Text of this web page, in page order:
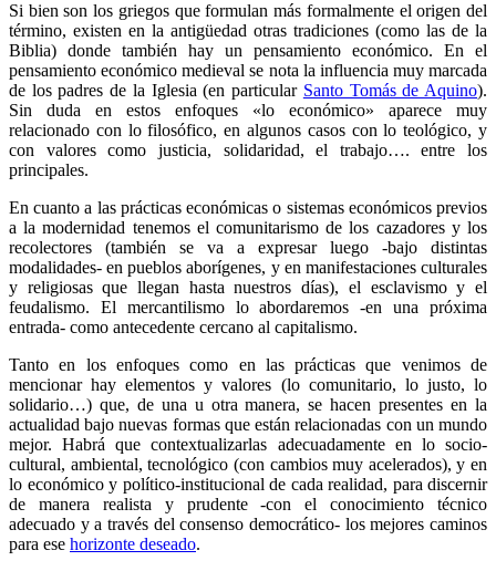
Si bien son los griegos que formulan más formalmente el origen del
término, existen en la antigüedad otras tradiciones (como las de la
Biblia) donde también hay un pensamiento económico. En el
pensamiento económico medieval se nota la influencia muy marcada
de los padres de la Iglesia (en particular Santo Tomás de Aquino).
Sin duda en estos enfoques «lo económico» aparece muy
relacionado con lo filosófico, en algunos casos con lo teológico, y
con valores como justicia, solidaridad, el trabajo…. entre los
principales.
En cuanto a las prácticas económicas o sistemas económicos previos
a la modernidad tenemos el comunitarismo de los cazadores y los
recolectores (también se va a expresar luego -bajo distintas
modalidades- en pueblos aborígenes, y en manifestaciones culturales
y religiosas que llegan hasta nuestros días), el esclavismo y el
feudalismo. El mercantilismo lo abordaremos -en una próxima
entrada- como antecedente cercano al capitalismo.
Tanto en los enfoques como en las prácticas que venimos de
mencionar hay elementos y valores (lo comunitario, lo justo, lo
solidario…) que, de una u otra manera, se hacen presentes en la
actualidad bajo nuevas formas que están relacionadas con un mundo
mejor. Habrá que contextualizarlas adecuadamente en lo socio-
cultural, ambiental, tecnológico (con cambios muy acelerados), y en
lo económico y político-institucional de cada realidad, para discernir
de manera realista y prudente -con el conocimiento técnico
adecuado y a través del consenso democrático- los mejores caminos
para ese horizonte deseado.